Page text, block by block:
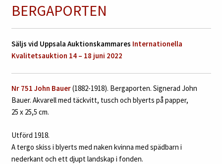
BERGAPORTEN
Säljs vid Uppsala Auktionskammares Internationella
Kvalitetsauktion 14 – 18 juni 2022
Nr 751 John Bauer(1882-1918). Bergaporten. Signerad John
Bauer. Akvarell med täckvitt, tusch och blyerts på papper,
25 x 25,5 cm.
Utförd 1918.
A tergo skiss i blyerts med naken kvinna med spädbarn i
nederkant och ett djupt landskap i fonden.